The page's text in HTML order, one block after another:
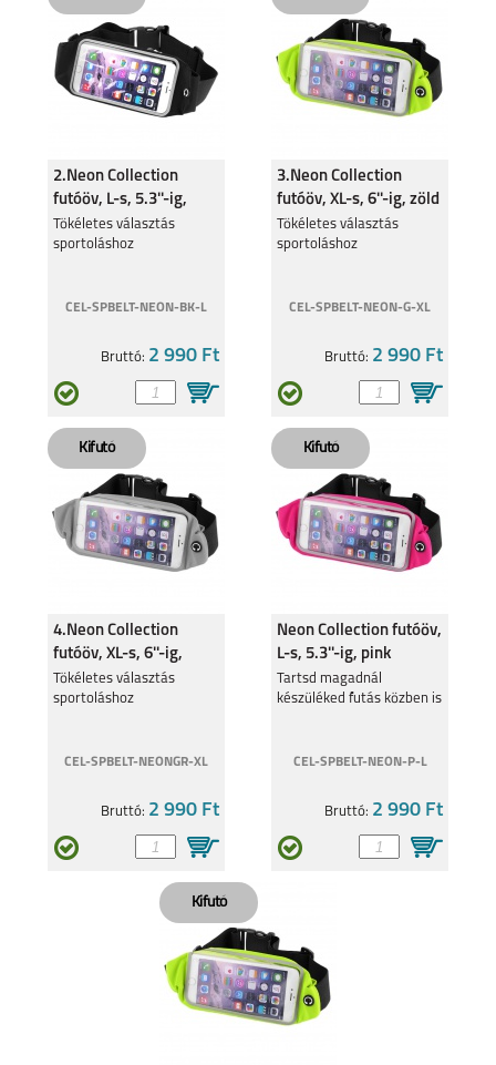
REALMEGT
8 5G
GT MASTER
8 PRO
2.Neon Collection
futóöv, L-s, 5.3''-ig,
fekete
Tökéletes választás
sportoláshoz
CEL-SPBELT-NEON-BK-L
Bruttó: 2 990 Ft
3.Neon Collection
futóöv, XL-s, 6''-ig, zöld
Tökéletes választás
sportoláshoz
CEL-SPBELT-NEON-G-XL
Bruttó: 2 990 Ft
4.Neon Collection
futóöv, XL-s, 6''-ig,
szürke
Tökéletes választás
sportoláshoz
CEL-SPBELT-NEONGR-XL
Bruttó: 2 990 Ft
Neon Collection futóöv,
L-s, 5.3''-ig, pink
Tartsd magadnál
készüléked futás közben is
CEL-SPBELT-NEON-P-L
Bruttó: 2 990 Ft